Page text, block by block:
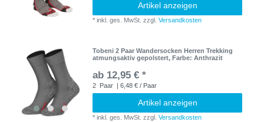
Artikel anzeigen
*inkl. ges. MwSt. zzgl.Versandkosten
Tobeni 2 Paar Wandersocken Herren Trekking
atmungsaktiv gepolstert, Farbe: Anthrazit
ab 12,95 € *
2 Paar | 6,48 € / Paar
Artikel anzeigen
*inkl. ges. MwSt. zzgl.Versandkosten